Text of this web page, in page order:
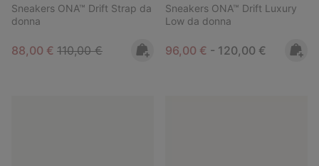
Sneakers ONA™ Drift Strap da
donna
Sale price:
88,00 € Regular price:
110,00 €
Sneakers ONA™ Drift Luxury
Low da donna
Minimum sale price:
96,00 € - Maximum price:
120,00 €